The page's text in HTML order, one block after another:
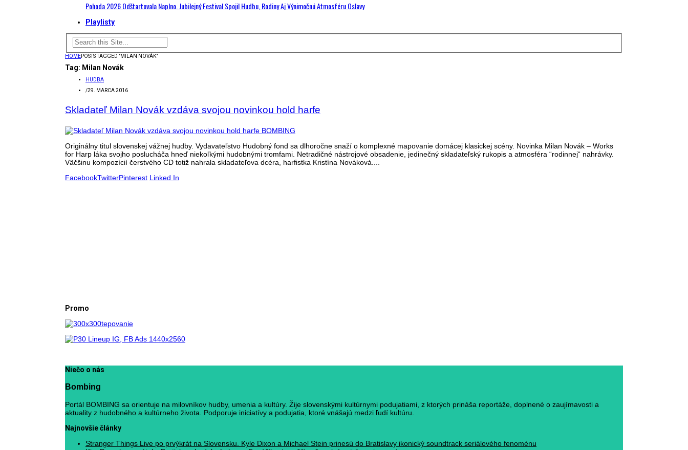
Pohoda 2026 Odštartovala Naplno. Jubilejný Festival Spojil Hudbu, Rodiny Aj Výnimočnú Atmosféru Oslavy
Playlisty
HOMEPOSTS TAGGED "MILAN NOVÁK"
Tag: Milan Novák
HUDBA
/29. MARCA 2016
Skladateľ Milan Novák vzdáva svojou novinkou hold harfe
Originálny titul slovenskej vážnej hudby. Vydavateľstvo Hudobný fond sa dlhoročne snaží o komplexné mapovanie domácej klasickej scény. Novinka Milan Novák – Works
for Harp láka svojho poslucháča hneď niekoľkými hudobnými tromfami. Netradičné nástrojové obsadenie, jedinečný skladateľský rukopis a atmosféra “rodinnej“ nahrávky.
Väčšinu kompozícií čerstvého CD totiž nahrala skladateľova dcéra, harfistka Kristína Nováková....
FacebookTwitterPinterest Linked In
Promo
Niečo o nás
Bombing
Portál BOMBING sa orientuje na milovníkov hudby, umenia a kultúry. Žije slovenskými kultúrnymi podujatiami, z ktorých prináša reportáže, doplnené o zaujímavosti a
aktuality z hudobného a kultúrneho života. Podporuje iniciatívy a podujatia, ktoré vnášajú medzi ľudí kultúru.
Najnovšie články
Stranger Things Live po prvýkrát na Slovensku. Kyle Dixon a Michael Stein prinesú do Bratislavy ikonický soundtrack seriálového fenoménu